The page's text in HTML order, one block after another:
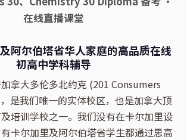
在线直播课堂
阿尔伯塔省华人家庭的高品质在线
初高中学科辅导
拿大多伦多北约克 (201 Consumers
是我们唯一的实体校区，也是加拿大顶
培训学校之一。我们没有在卡尔加里设
卡尔加里及阿尔伯塔省学生都通过思高